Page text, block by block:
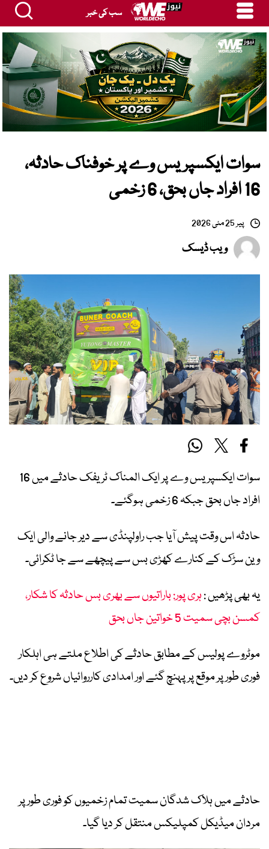
سب کی خبر
سوات ایکسپریس وے پر خوفناک حادثہ،
16 افراد جاں بحق، 6 زخمی
پیر 25 مئی 2026
ویب ڈیسک
سوات ایکسپریس وے پر ایک المناک ٹریفک حادثے میں 16
افراد جاں بحق جبکہ 6 زخمی ہوگئے۔
حادثہ اس وقت پیش آیا جب راولپنڈی سے دیر جانے والی ایک
وین سڑک کے کنارے کھڑی بس سے پیچھے سے جا ٹکرائی۔
یہ بھی پڑھیں :ہری پور: باراتیوں سے بھری بس حادثہ کا شکار،
کمسن بچی سمیت 5 خواتین جاں بحق
موٹروے پولیس کے مطابق حادثے کی اطلاع ملتے ہی اہلکار
فوری طور پر موقع پر پہنچ گئے اور امدادی کارروائیاں شروع کر دیں۔
حادثے میں ہلاک شدگان سمیت تمام زخمیوں کو فوری طور پر
مردان میڈیکل کمپلیکس منتقل کر دیا گیا۔